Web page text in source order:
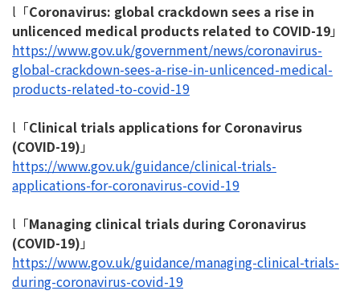
l「Coronavirus: global crackdown sees a rise in
unlicenced medical products related to COVID-19」
https://www.gov.uk/government/news/coronavirus-
global-crackdown-sees-a-rise-in-unlicenced-medical-
products-related-to-covid-19
l「Clinical trials applications for Coronavirus
(COVID-19) 」
https://www.gov.uk/guidance/clinical-trials-
applications-for-coronavirus-covid-19
l「Managing clinical trials during Coronavirus
(COVID-19) 」
https://www.gov.uk/guidance/managing-clinical-trials-
during-coronavirus-covid-19